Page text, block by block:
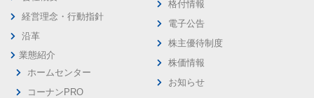
経営理念・行動指針
沿革
業態紹介
ホームセンター
コーナンPRO
格付情報
電子公告
株主優待制度
株価情報
お知らせ